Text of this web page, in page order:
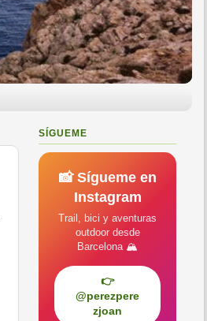
SÍGUEME
📸 Sígueme en
Instagram
Trail, bici y aventuras
outdoor desde
Barcelona 🏔️
👉
@perezpere
zjoan